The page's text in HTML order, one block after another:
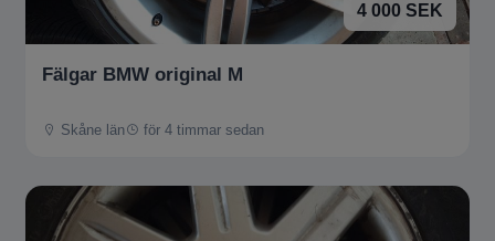
4 000 SEK
Fälgar BMW original M
Skåne län för 4 timmar sedan